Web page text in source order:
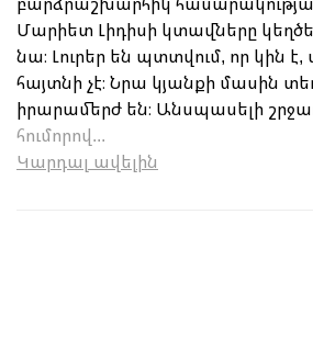
Մարիետ Լիդիսի կտավները
նա։ Լուրեր են պտտվում, որ կին
հայտնի չէ։ Նրա կյանքի մասին
իրարամերժ են։ Անսպասելի
հումորով...
Կարդալ ավելին